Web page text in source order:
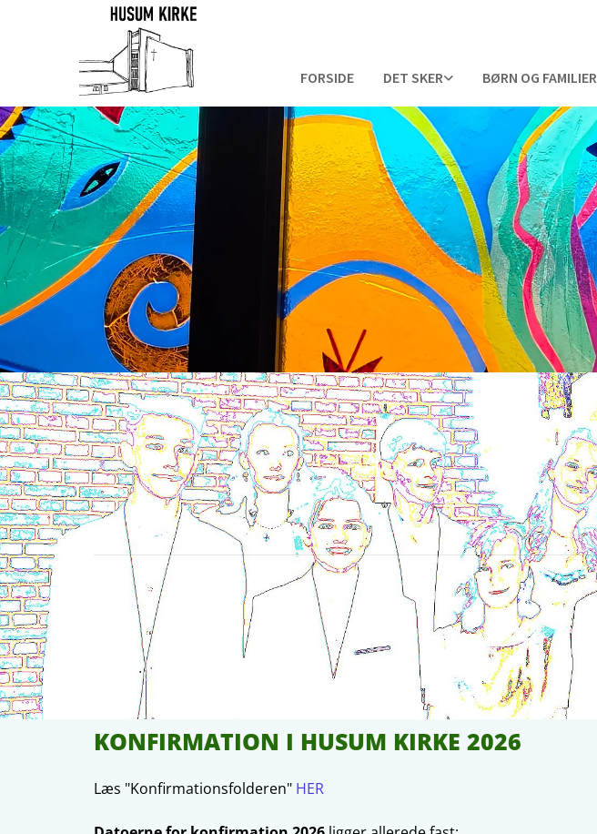
FORSIDE DET SKER BØRN OG FAMILIER
KONFIRMATION I HUSUM KIRKE 2026
Læs "Konfirmationsfolderen" HER